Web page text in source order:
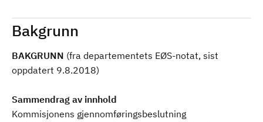
Bakgrunn
BAKGRUNN (fra departementets EØS-notat, sist
oppdatert 9.8.2018)
Sammendrag av innhold
Kommisjonens gjennomføringsbeslutning